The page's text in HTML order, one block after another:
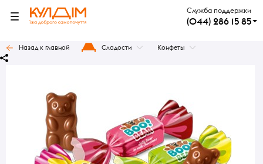
Служба поддержки
(044) 286 15 85
Назад к главной Сладости Конфеты